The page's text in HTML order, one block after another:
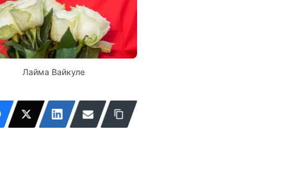
Лайма Вайкуле